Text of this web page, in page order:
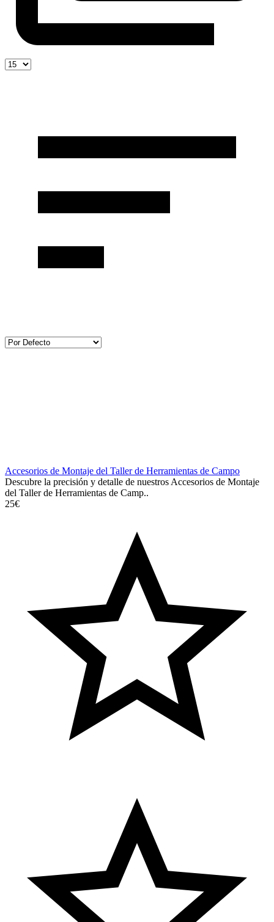
Accesorios de Montaje del Taller de Herramientas de Campo
Descubre la precisión y detalle de nuestros Accesorios de Montaje
del Taller de Herramientas de Camp..
25€